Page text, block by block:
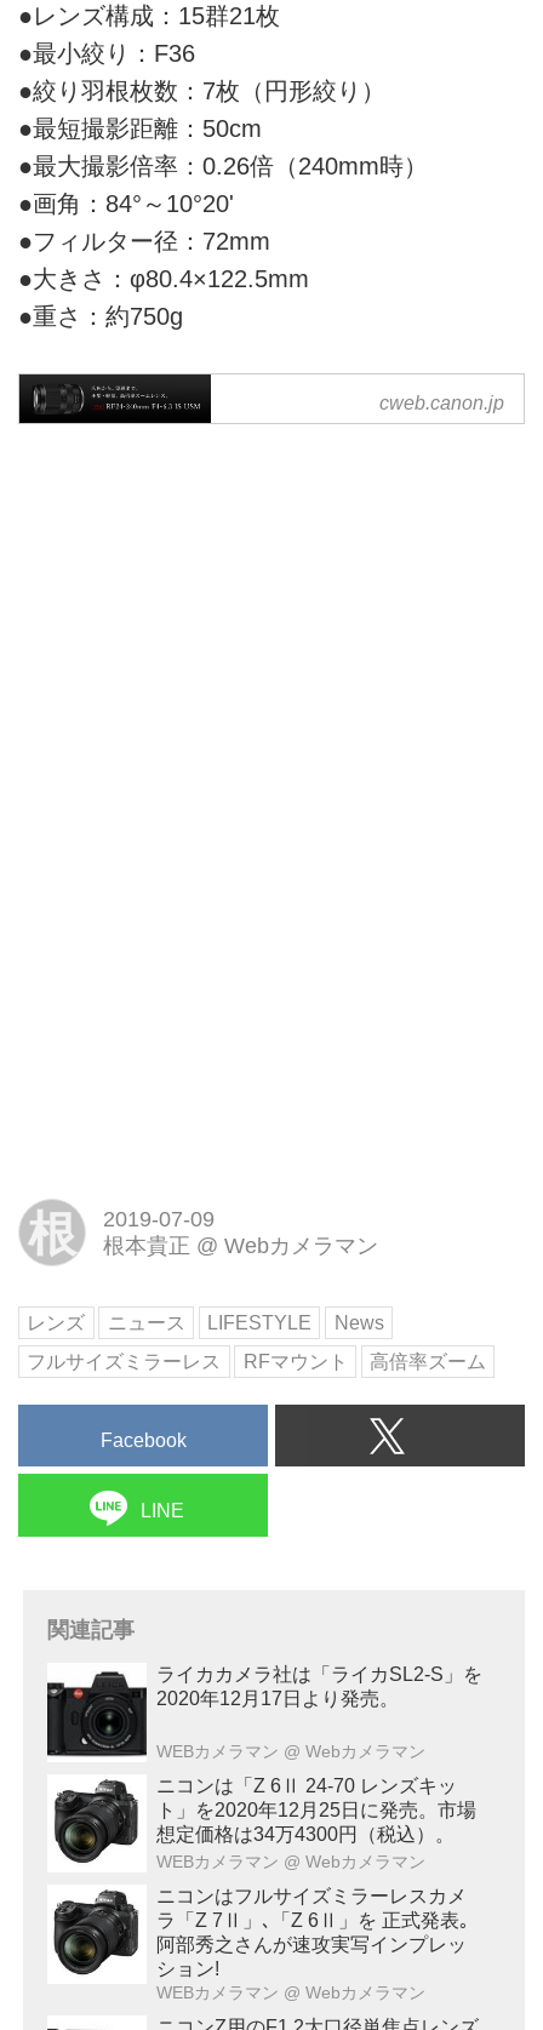
●レンズ構成：15群21枚
●最小絞り：F36
●絞り羽根枚数：7枚（円形絞り）
●最短撮影距離：50cm
●最大撮影倍率：0.26倍（240mm時）
●画角：84°～10°20'
●フィルター径：72mm
●大きさ：φ80.4×122.5mm
●重さ：約750g
キヤノン：RF24-240mm F4-
6.3 IS USM｜概要
cweb.canon.jp
根
2019-07-09
根本貴正 @ Webカメラマン
レンズ ニュース LIFESTYLE
News
フルサイズミラーレス
RFマウント 高倍率ズーム
Facebook
LINE
関連記事
ライカカメラ社は「ライカSL2-S」を
2020年12月17日より発売。
WEBカメラマン @ Webカメラマン
ニコンは「Z 6Ⅱ 24-70 レンズキッ
ト」を2020年12月25日に発売。市場
想定価格は34万4300円（税込）。
WEBカメラマン @ Webカメラマン
ニコンはフルサイズミラーレスカメ
ラ「Z 7Ⅱ」､「Z 6Ⅱ」を 正式発表｡
阿部秀之さんが速攻実写インプレッ
ション!
WEBカメラマン @ Webカメラマン